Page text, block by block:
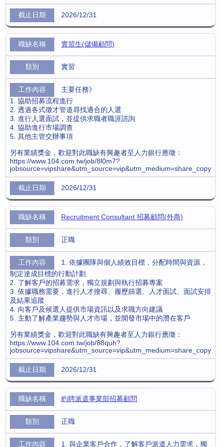
2026/12/31
實習生(儲備顧問)
實習
主要任務》
1. 協助招募流程進行
2. 透過各式徵才管道尋找適合的人選
3. 進行人選面試，並提供求職者職涯諮詢
4. 協助進行市場調查
5. 其他主管交辦事項
另有業績獎金，歡迎對此職缺有興趣者至人力銀行應徵：
https://www.104.com.tw/job/8l0m7?
jobsource=vipshare&utm_source=vip&utm_medium=share_copy
2026/12/31
Recruitment Consultant 招募顧問(外商)
正職
1. 依據團隊與個人績效目標，分配時間與資源，
制定達成目標的行動計劃
2. 了解客戶的招募需求，獨立規劃與執行招募專案
3. 依據職務需要，進行人才搜尋、履歷篩選、人才面試、面試安排
及結果追蹤
4. 向客戶及候選人提供市場資訊以及求職方向建議
5. 主動了解產業趨勢與人才市場，並開發市場中的潛在客戶
另有業績獎金，歡迎對此職缺有興趣者至人力銀行應徵：
https://www.104.com.tw/job/88quh?
jobsource=vipshare&utm_source=vip&utm_medium=share_copy
2026/12/31
約聘派遣事業部招募顧問
正職
1. 與企業客戶合作，了解客戶派遣人力需求，獨